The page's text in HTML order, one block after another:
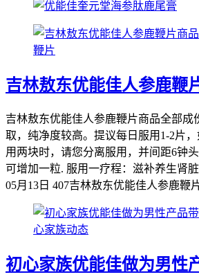
鞭片
吉林敖东优能佳人参鹿鞭
吉林敖东优能佳人参鹿鞭片商品全部成
取，纯净度较高。提议每日服用1-2片
用两块时，请您分离服用，并间距6钟
可增加一粒. 服用一疗程：滋补养生肾
05月13日 407吉林敖东优能佳人参鹿鞭
心家族动态
初心家族优能佳做为男性